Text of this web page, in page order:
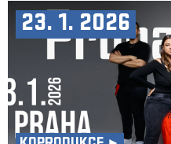
23. 1. 2026